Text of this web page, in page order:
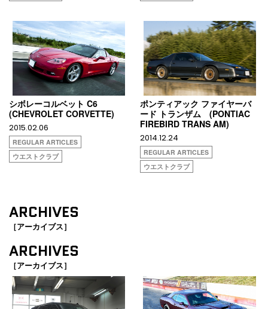
シボレーコルベット C6
(CHEVROLET CORVETTE)
2015.02.06
REGULAR ARTICLES
ウエストクラブ
ポンティアック ファイヤーバ
ード トランザム (PONTIAC
FIREBIRD TRANS AM)
2014.12.24
REGULAR ARTICLES
ウエストクラブ
ARCHIVES
［アーカイブス］
ARCHIVES
［アーカイブス］